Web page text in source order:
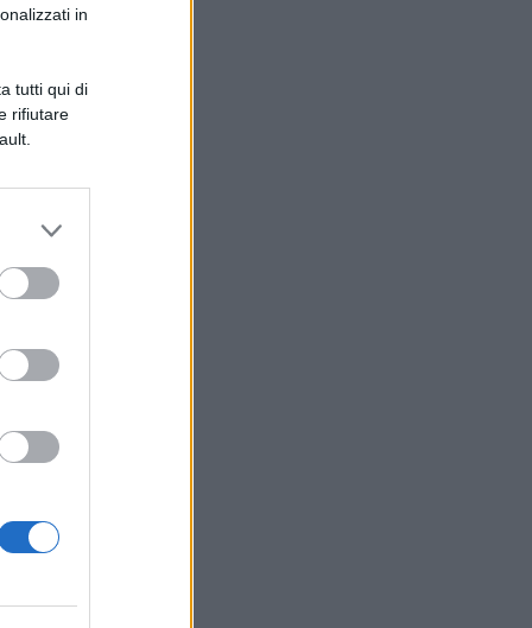
in
tutti qui di
rifiutare